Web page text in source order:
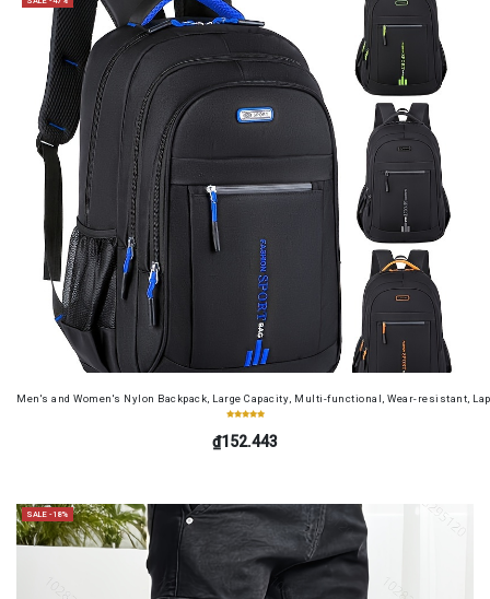
Men's and Women's Nylon Backpack, Large Capacity, Multi-functional, Wear-resistant,
₫152.443
SALE -18%